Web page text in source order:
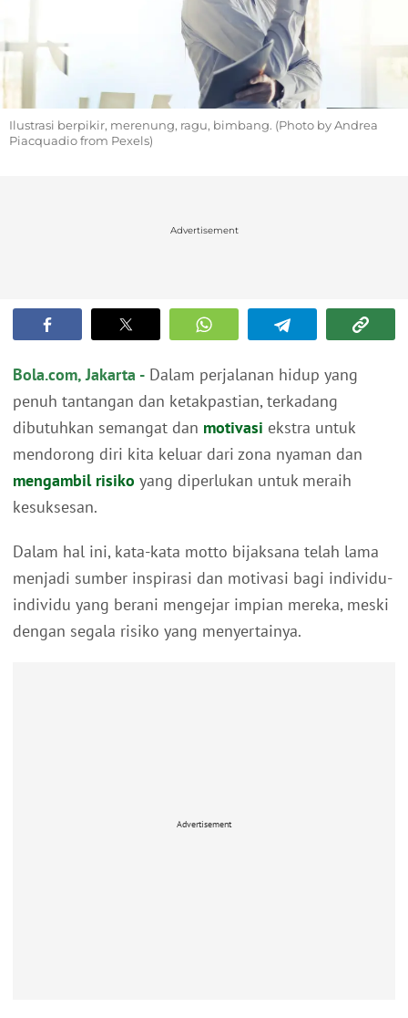
Ilustrasi berpikir, merenung, ragu, bimbang. (Photo by Andrea
Piacquadio from Pexels)
Advertisement
Bola.com, Jakarta - Dalam perjalanan hidup yang
penuh tantangan dan ketakpastian, terkadang
dibutuhkan semangat dan motivasi ekstra untuk
mendorong diri kita keluar dari zona nyaman dan
mengambil risiko yang diperlukan untuk meraih
kesuksesan.
Dalam hal ini, kata-kata motto bijaksana telah lama
menjadi sumber inspirasi dan motivasi bagi individu-
individu yang berani mengejar impian mereka, meski
dengan segala risiko yang menyertainya.
Advertisement